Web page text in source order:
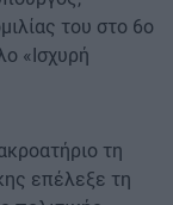
του στο 6ο
«Ισχυρή
τη
επέλεξε τη